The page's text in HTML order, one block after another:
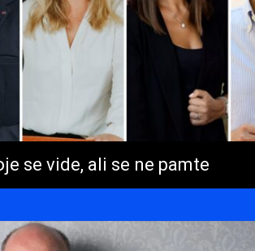
se vide, ali se ne pamte